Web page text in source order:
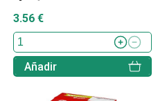
3.56 €
Añadir